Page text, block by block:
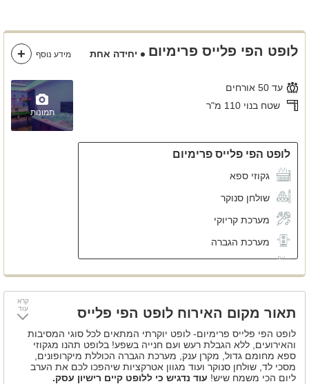
לופט הפי פלייס פרימיום יחידה אחת
תמונות
עד 50 אורחים
שטח בנוי 110 מ"ר
לופט הפי פלייס פרימיום
גקוזי ספא
שולחן סנוקר
מערכת קריוקי
מערכת הגברה
מקלחון
מידע נוסף
תאור מקום האירוח לופט הפי פלייס
לופט הפי פלייס פרימיום- לופט יוקרתי המתאים לכל סוגי המסיבות
והאירועים, ללא הגבלת רעש ועם חנייה בשפע! בלופט תהנו מגקוזי
ספא מחומם גדול, מקרן ענק, מערכת הגברה הכוללת מיקרופונים,
מסכי לד, שולחן סנוקר ועוד מגוון אטרקציות שיהפכו לכם את הערב
ליום הכי משמח שיש! עוד נדגיש כי ללופט קיים רישיון עסק.
קרא
עוד